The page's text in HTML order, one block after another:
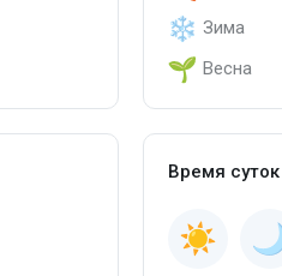
Зима
Весна
Время суток